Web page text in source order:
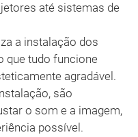
até sistemas de
a instalação dos
que tudo funcione
agradável.
são
o som e a imagem,
possível.